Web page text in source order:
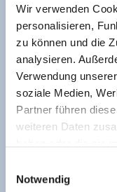
Wir verwenden
personalisieren,
zu können und die
analysieren.
Verwendung
soziale Medien,
Partner führen
weiteren Daten
Notwendig